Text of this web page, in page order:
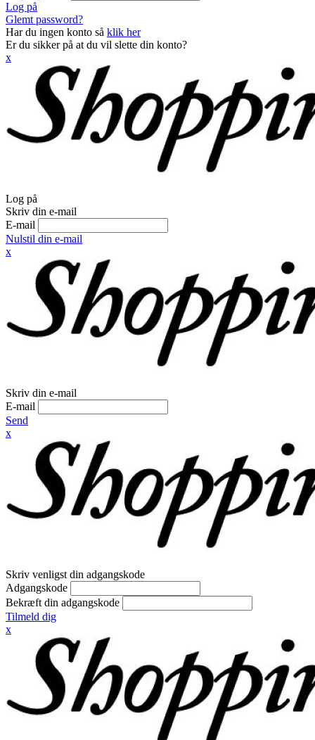
Log på
Glemt password?
Har du ingen konto så klik her
Er du sikker på at du vil slette din konto?
x
Log på
Skriv din e-mail
E-mail
Nulstil din e-mail
x
Skriv din e-mail
E-mail
Send
x
Skriv venligst din adgangskode
Adgangskode
Bekræft din adgangskode
Tilmeld dig
x